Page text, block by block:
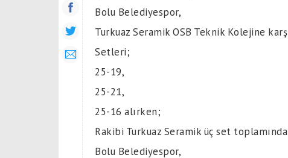
Bolu Belediyespor,
Turkuaz Seramik OSB Teknik Kolejine
Setleri;
25-19,
25-21,
25-16 alırken;
Rakibi Turkuaz Seramik üç set
Bolu Belediyespor,